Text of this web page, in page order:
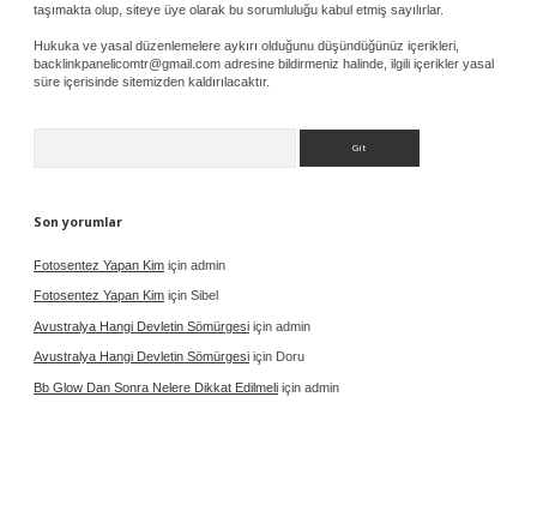
taşımakta olup, siteye üye olarak bu sorumluluğu kabul etmiş sayılırlar.
Hukuka ve yasal düzenlemelere aykırı olduğunu düşündüğünüz içerikleri,
backlinkpanelicomtr@gmail.com adresine bildirmeniz halinde, ilgili içerikler yasal
süre içerisinde sitemizden kaldırılacaktır.
Son yorumlar
Fotosentez Yapan Kim için admin
Fotosentez Yapan Kim için Sibel
Avustralya Hangi Devletin Sömürgesi için admin
Avustralya Hangi Devletin Sömürgesi için Doru
Bb Glow Dan Sonra Nelere Dikkat Edilmeli için admin